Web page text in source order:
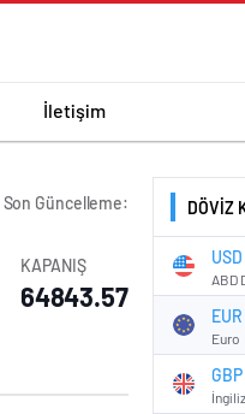
İletişim
Son Güncelleme:
KAPANIŞ
64843.57
DÖVİZ
USD
ABD
EUR
Euro
GBP